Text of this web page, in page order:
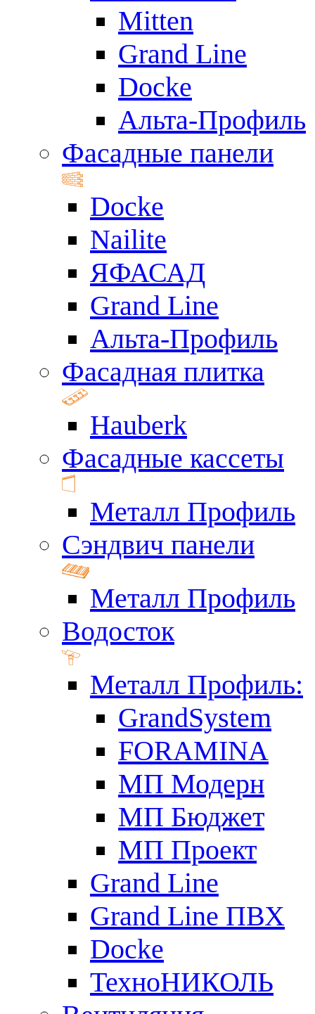
Mitten
Grand Line
Docke
Альта-Профиль
Фасадные панели
Docke
Nailite
ЯФАСАД
Grand Line
Альта-Профиль
Фасадная плитка
Hauberk
Фасадные кассеты
Металл Профиль
Сэндвич панели
Металл Профиль
Водосток
Металл Профиль:
GrandSystem
FORAMINA
МП Модерн
МП Бюджет
МП Проект
Grand Line
Grand Line ПВХ
Docke
ТехноНИКОЛЬ